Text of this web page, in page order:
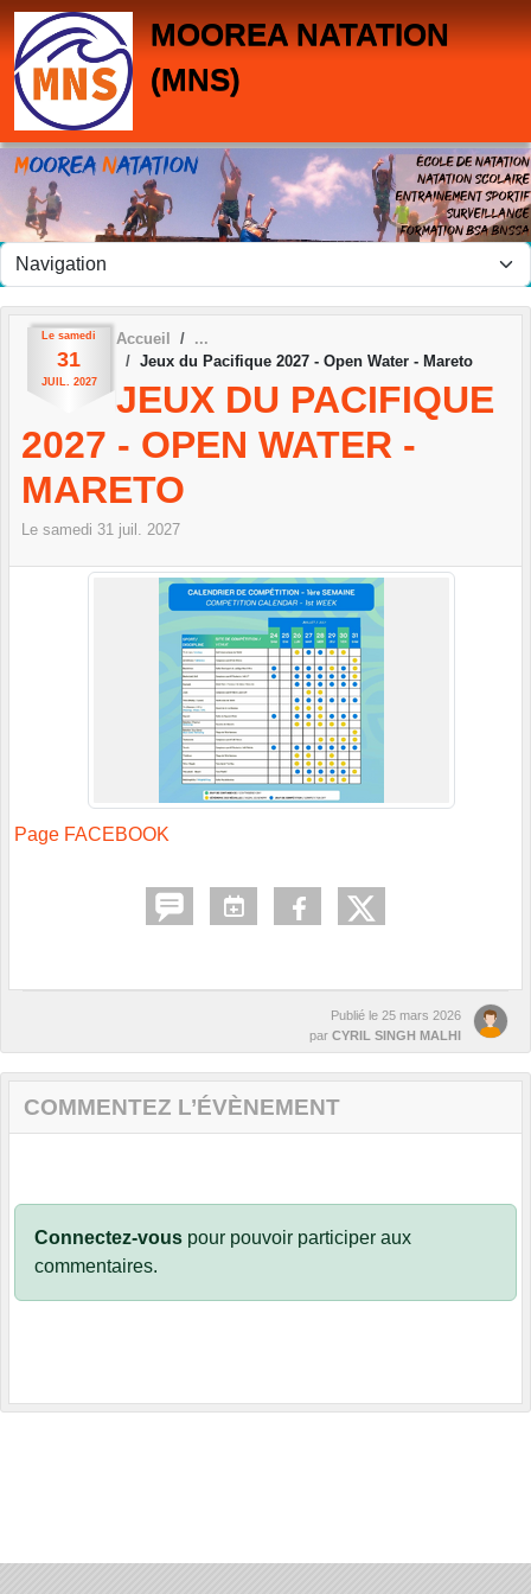
MOOREA NATATION
(MNS)
Le samedi
31
JUIL. 2027
Accueil
Jeux du Pacifique 2027 - Open Water - Mareto
JEUX DU PACIFIQUE
2027 - OPEN WATER -
MARETO
Le samedi 31 juil. 2027
Page FACEBOOK
Publié le 25 mars 2026
par CYRIL SINGH MALHI
COMMENTEZ L’ÉVÈNEMENT
Connectez-vous pour pouvoir participer aux
commentaires.
Panneau de gestion des cookies